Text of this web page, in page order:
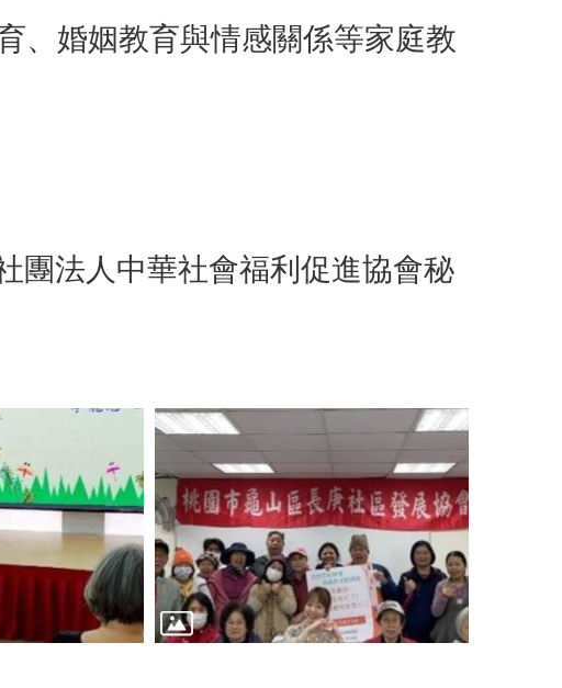
、婚姻教育與情感關係等家庭教
團法人中華社會福利促進協會秘